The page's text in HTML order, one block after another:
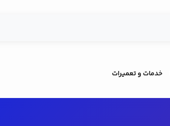
خدمات و تعمیرات